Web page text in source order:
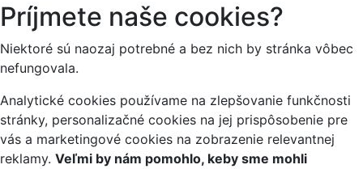
Príjmete naše cookies?
Niektoré sú naozaj potrebné a bez nich by stránka vôbec
nefungovala.
Analytické cookies používame na zlepšovanie funkčnosti
stránky, personalizačné cookies na jej prispôsobenie pre
vás a marketingové cookies na zobrazenie relevantnej
reklamy. Veľmi by nám pomohlo, keby sme mohli